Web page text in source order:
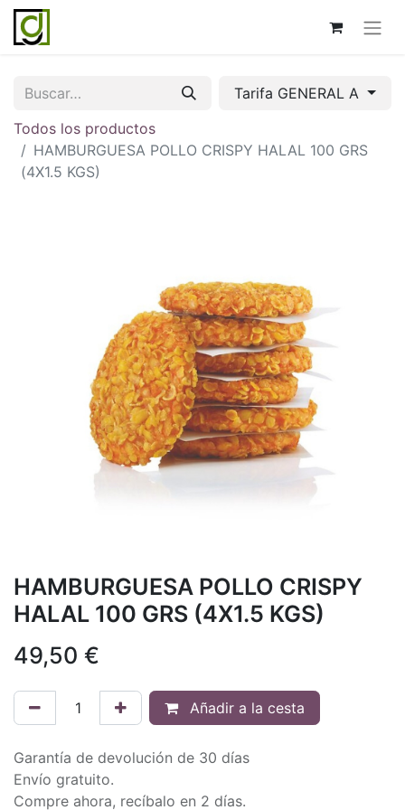
Tarifa GENERAL A
Todos los productos
HAMBURGUESA POLLO CRISPY HALAL 100 GRS
(4X1.5 KGS)
HAMBURGUESA POLLO CRISPY
HALAL 100 GRS (4X1.5 KGS)
49,50 €
Añadir a la cesta
Garantía de devolución de 30 días
Envío gratuito.
Compre ahora, recíbalo en 2 días.